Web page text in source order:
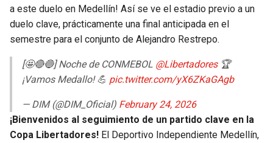
a este duelo en Medellín! Así se ve el estadio previo a un
duelo clave, prácticamente una final anticipada en el
semestre para el conjunto de Alejandro Restrepo.
[🤩🔴🔵] Noche de CONMEBOL @Libertadores🏆
¡Vamos Medallo! 💪 pic.twitter.com/yX6ZKaGAgb
— DIM (@DIM_Oficial) February 24, 2026
¡Bienvenidos al seguimiento de un partido clave en la
Copa Libertadores! El Deportivo Independiente Medellín,